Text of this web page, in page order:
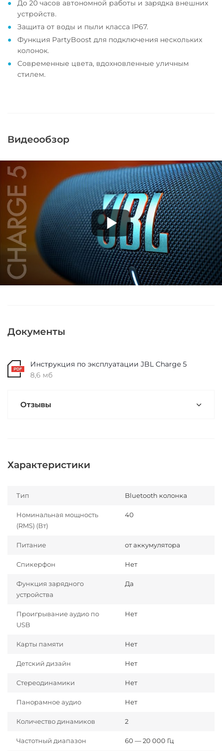
До 20 часов автономной работы и зарядка внешних
устройств.
Защита от воды и пыли класса IP67.
Функция PartyBoost для подключения нескольких
колонок.
Современные цвета, вдохновленные уличным
стилем.
Видеообзор
Документы
Инструкция по эксплуатации JBL Charge 5
8,6 мб
Отзывы
Характеристики
Тип Bluetooth колонка
Номинальная мощность
(RMS) (Вт)
40
Питание от аккумулятора
Спикерфон Нет
Функция зарядного
устройства
Да
Проигрывание аудио по
USB
Нет
Карты памяти Нет
Детский дизайн Нет
Стереодинамики Нет
Панорамное аудио Нет
Количество динамиков 2
Частотный диапазон 60 — 20 000 Гц